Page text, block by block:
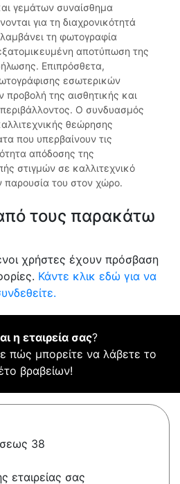
γεμάτων συναίσθημα
για τη διαχρονικότητά
τη φωτογραφία
αποτύπωση της
Επιπρόσθετα,
εσωτερικών
της αισθητικής και
Ο συνδυασμός
θεώρησης
που υπερβαίνουν τις
απόδοσης της
στιγμών σε καλλιτεχνικό
παρουσία του στον χώρο.
τους παρακάτω
χρήστες έχουν πρόσβαση
Κάντε κλικ εδώ για να
η εταιρεία σας?
πώς μπορείτε να λάβετε το
βραβείων!
38
εταιρείας σας